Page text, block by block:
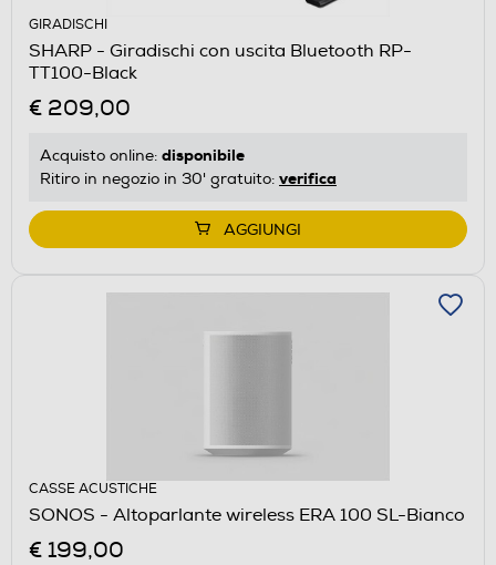
GIRADISCHI
SHARP - Giradischi con uscita Bluetooth RP-
TT100-Black
€ 209,00
Acquisto online: disponibile
Ritiro in negozio in 30' gratuito: verifica
AGGIUNGI
CASSE ACUSTICHE
SONOS - Altoparlante wireless ERA 100 SL-Bianco
€ 199,00